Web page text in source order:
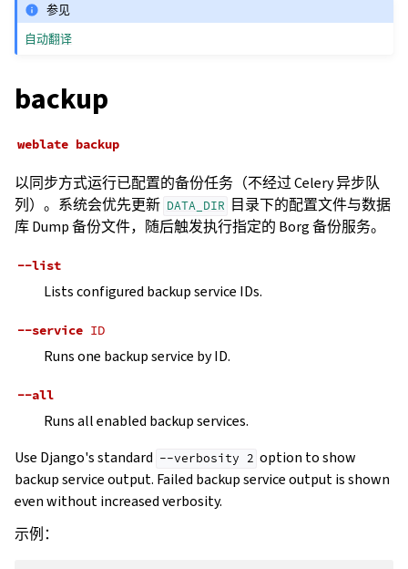
参见
自动翻译
backup
weblate backup
以同步方式运行已配置的备份任务（不经过 Celery 异步队
列）。系统会优先更新 DATA_DIR 目录下的配置文件与数据
库 Dump 备份文件，随后触发执行指定的 Borg 备份服务。
--list
Lists configured backup service IDs.
--service ID
Runs one backup service by ID.
--all
Runs all enabled backup services.
Use Django's standard --verbosity 2 option to show
backup service output. Failed backup service output is shown
even without increased verbosity.
示例：